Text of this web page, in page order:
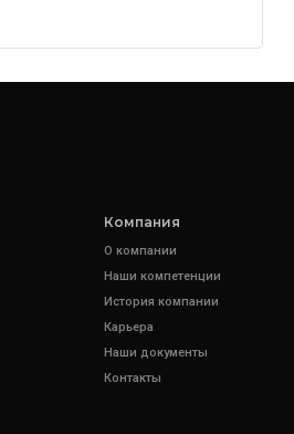
Компания
О компании
Наши компетенции
История компании
Карьера
Наши документы
Контакты